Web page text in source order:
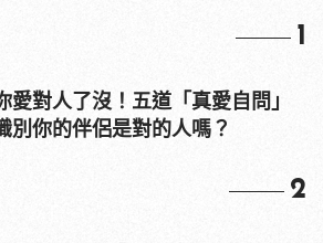
1
愛對人了沒！五道「真愛自問」
別你的伴侶是對的人嗎？
2